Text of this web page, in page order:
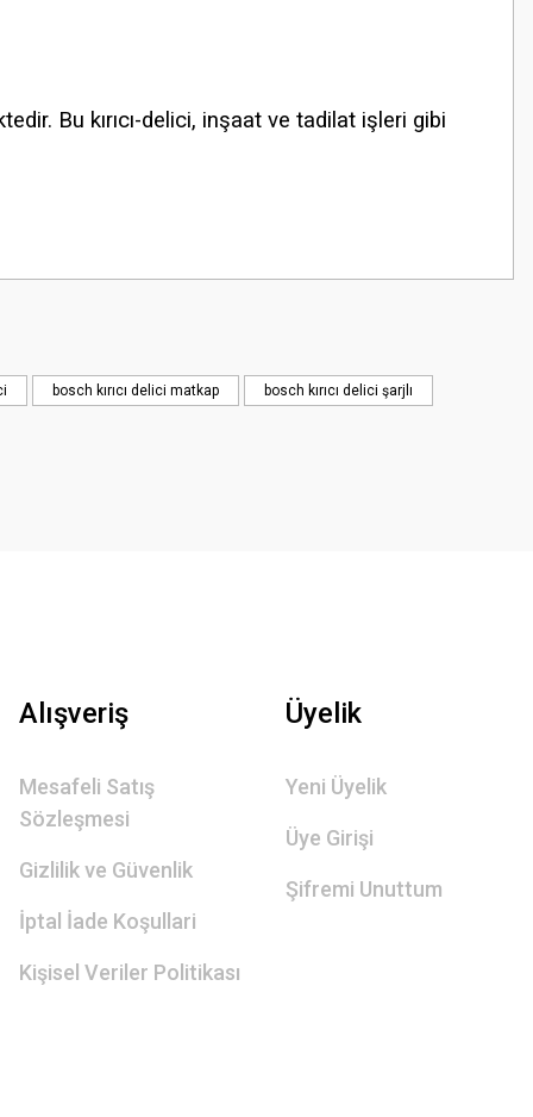
Bu kırıcı-delici, inşaat ve tadilat işleri gibi
bosch kırıcı delici matkap bosch kırıcı delici şarjlı
Alışveriş
Mesafeli Satış
Sözleşmesi
Gizlilik ve Güvenlik
İptal İade Koşullari
Kişisel Veriler Politikası
Üyelik
Yeni Üyelik
Üye Girişi
Şifremi Unuttum